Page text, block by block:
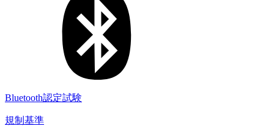
Bluetooth認定試験
規制基準